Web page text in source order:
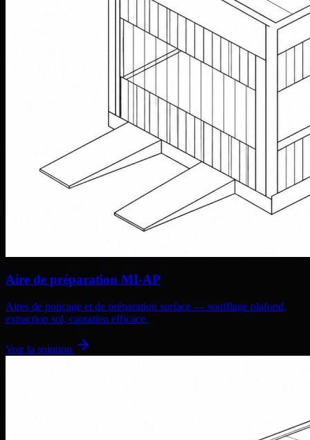
Aire de préparation MI-AP
Aires de ponçage et de préparation surface — soufflage plafond,
extraction sol, captation efficace.
Voir la solution